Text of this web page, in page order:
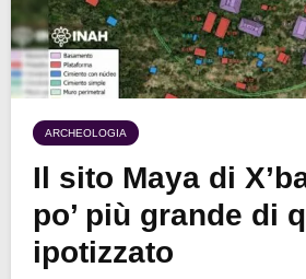
ARCHEOLOGIA
Il sito Maya di
po’ più grande di
ipotizzato